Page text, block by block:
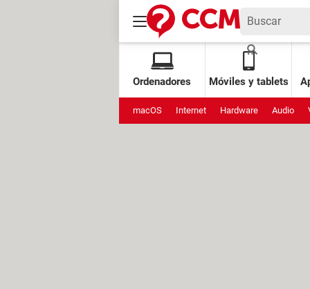
Ordenadores Móviles y tablets
macOS Internet Hardware Audio